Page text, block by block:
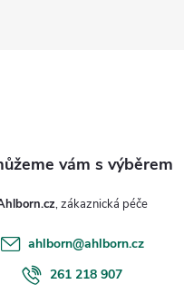
ahlborn@ahlborn.cz
261 218 907